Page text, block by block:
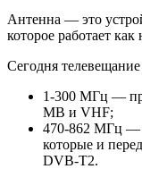
Антенна — это
которое работает
Сегодня
1-300 МГц —
МВ и VHF;
470-862 МГц —
которые и
DVB-T2.